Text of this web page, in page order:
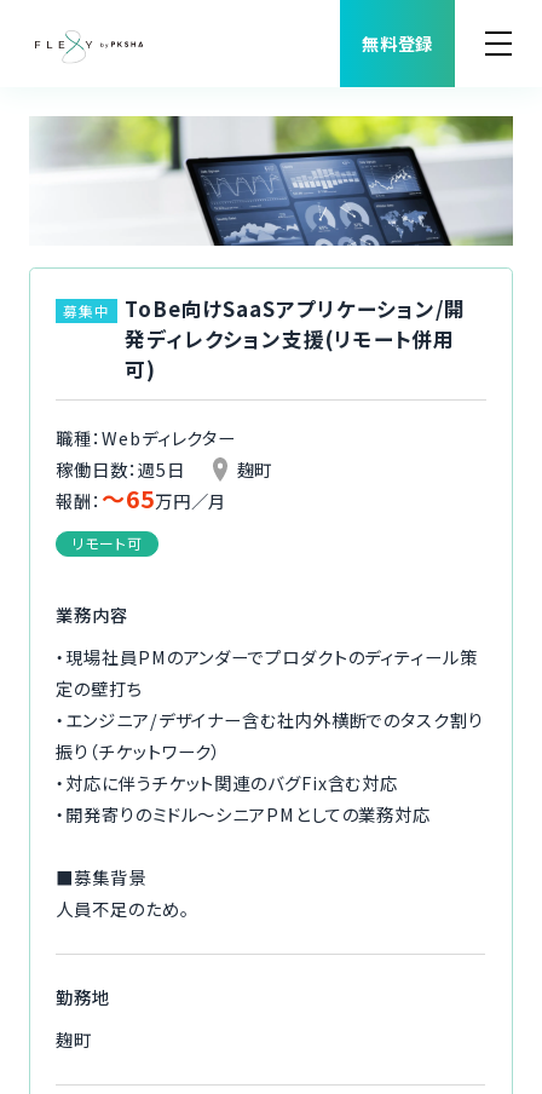
無料登録
案件検索
職種から案件を探す
よくある質問
福利厚生
ご利用者様の声
イベント/マガジン
法人の方
今すぐ無料で登録
募集中
ToBe向けSaaSアプリケーション/開
発ディレクション支援(リモート併用
可)
職種：Webディレクター
稼働日数：週5日
麹町
報酬： 〜65万円／月
リモート可
業務内容
・現場社員PMのアンダーでプロダクトのディティール策
定の壁打ち
・エンジニア/デザイナー含む社内外横断でのタスク割り
振り（チケットワーク）
・対応に伴うチケット関連のバグFix含む対応
・開発寄りのミドル～シニアPMとしての業務対応
■募集背景
人員不足のため。
勤務地
麹町